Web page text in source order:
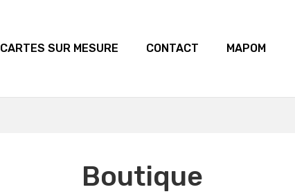
CARTES SUR MESURE CONTACT MAPOM
Boutique